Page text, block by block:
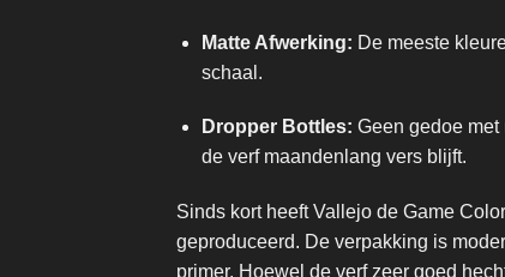
Matte Afwerking: De meeste
schaal.
Dropper Bottles: Geen gedoe
de verf maandenlang vers blijft.
Sinds kort heeft Vallejo de Game
geproduceerd. De verpakking is
primer. Hoewel de verf zeer goed